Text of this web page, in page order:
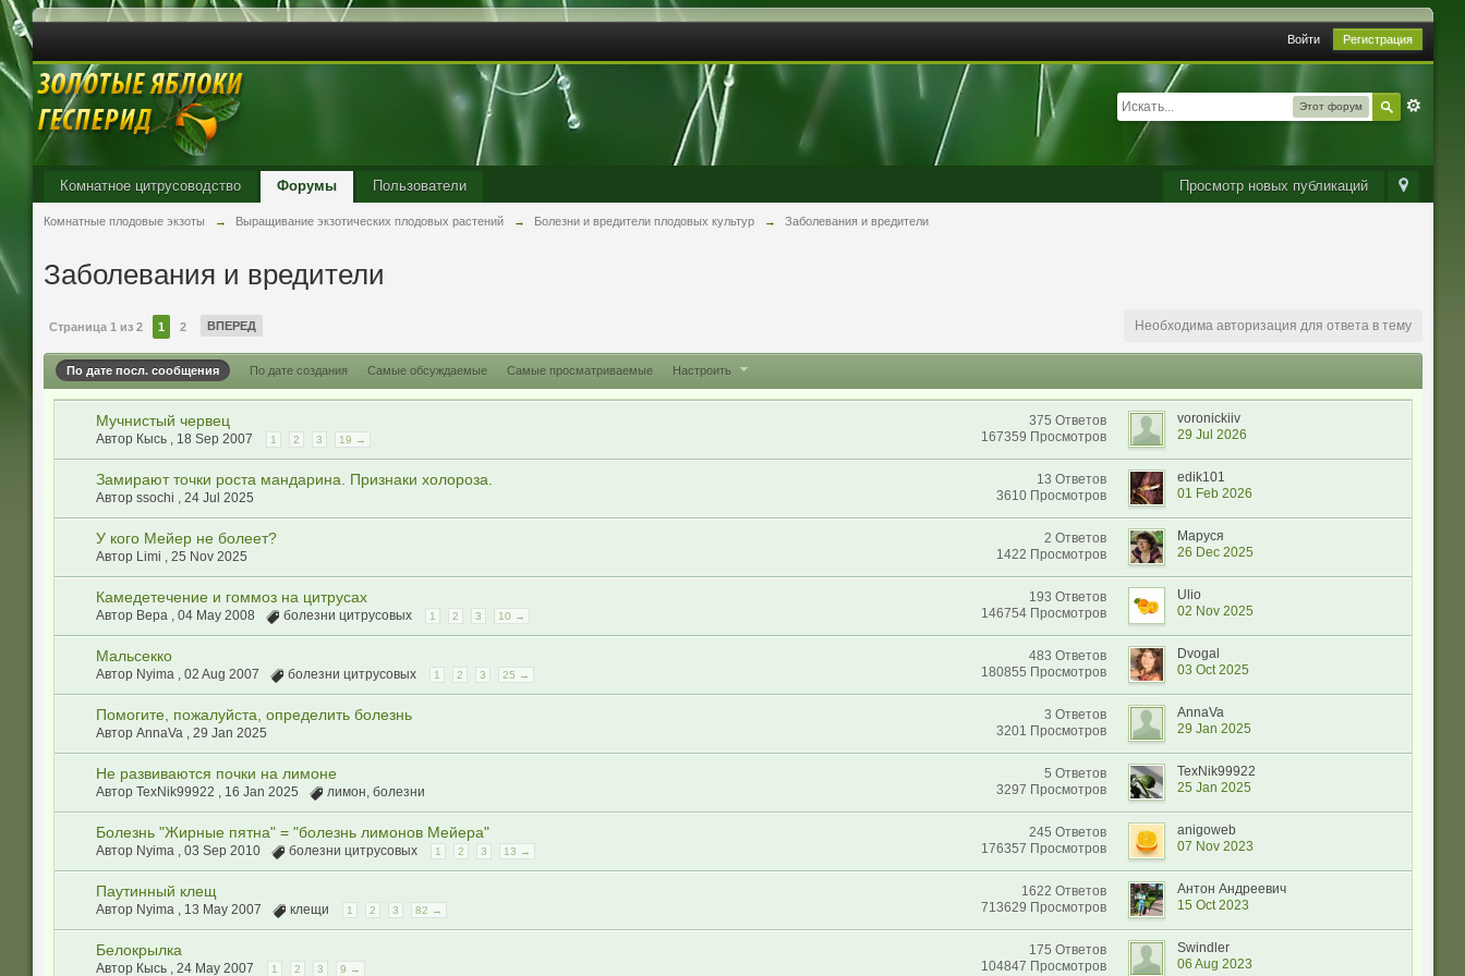
Войти Регистрация
Этот форум
Просмотр новых публикаций
Комнатное цитрусоводство Форумы Пользователи
Комнатные плодовые экзоты → Выращивание экзотических плодовых растений → Болезни и вредители плодовых культур → Заболевания и вредители
Заболевания и вредители
Страница 1 из 2 1 2 ВПЕРЕД Необходима авторизация для ответа в тему
По дате посл. сообщения По дате создания Самые обсуждаемые Самые просматриваемые Настроить
Мучнистый червец
Автор Кысь , 18 Sep 2007 1 2 3 19 →
375 Ответов
167359 Просмотров
voronickiiv
29 Jul 2026
Замирают точки роста мандарина. Признаки холороза.
Автор ssochi , 24 Jul 2025
13 Ответов
3610 Просмотров
edik101
01 Feb 2026
У кого Мейер не болеет?
Автор Limi , 25 Nov 2025
2 Ответов
1422 Просмотров
Маруся
26 Dec 2025
Камедетечение и гоммоз на цитрусах
Автор Вера , 04 May 2008 болезни цитрусовых 1 2 3 10 →
193 Ответов
146754 Просмотров
Ulio
02 Nov 2025
Мальсекко
Автор Nyima , 02 Aug 2007 болезни цитрусовых 1 2 3 25 →
483 Ответов
180855 Просмотров
Dvogal
03 Oct 2025
Помогите, пожалуйста, определить болезнь
Автор AnnaVa , 29 Jan 2025
3 Ответов
3201 Просмотров
AnnaVa
29 Jan 2025
Не развиваются почки на лимоне
Автор TexNik99922 , 16 Jan 2025 лимон, болезни
5 Ответов
3297 Просмотров
TexNik99922
25 Jan 2025
Болезнь "Жирные пятна" = "болезнь лимонов Мейера"
Автор Nyima , 03 Sep 2010 болезни цитрусовых 1 2 3 13 →
245 Ответов
176357 Просмотров
anigoweb
07 Nov 2023
Паутинный клещ
Автор Nyima , 13 May 2007 клещи 1 2 3 82 →
1622 Ответов
713629 Просмотров
Антон Андреевич
15 Oct 2023
Белокрылка
Автор Кысь , 24 May 2007 1 2 3 9 →
175 Ответов
104847 Просмотров
Swindler
06 Aug 2023